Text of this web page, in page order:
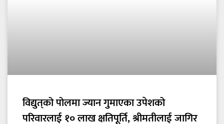
विद्युत्‌को पोलमा ज्यान गुमाएका उपेशको
परिवारलाई १० लाख क्षतिपूर्ति, श्रीमतीलाई जागिर